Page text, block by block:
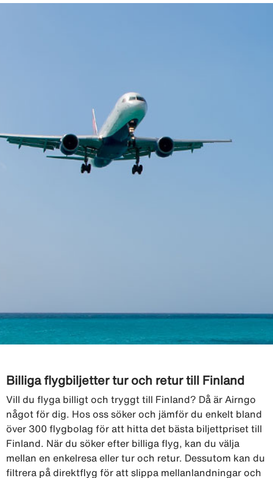
Billiga flygbiljetter tur och retur till Finland
Vill du flyga billigt och tryggt till Finland? Då är Airngo
något för dig. Hos oss söker och jämför du enkelt bland
över 300 flygbolag för att hitta det bästa biljettpriset till
Finland. När du söker efter billiga flyg, kan du välja
mellan en enkelresa eller tur och retur. Dessutom kan du
filtrera på direktflyg för att slippa mellanlandningar och